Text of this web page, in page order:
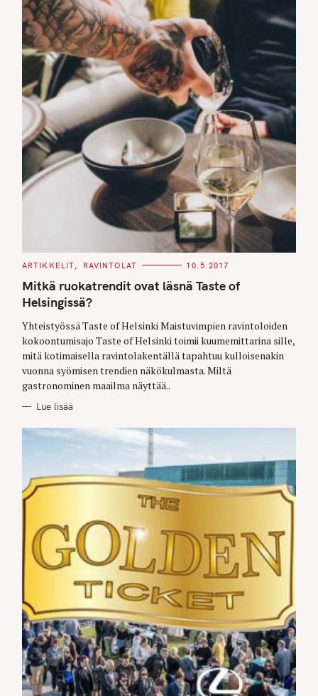
C
T
E
G
O
I
E
S
ARTIKKELIT RAVINTOLAT 10.5.2017
Mitkä ruokatrendit ovat läsnä Taste of
Helsingissä?
Yhteistyössä Taste of Helsinki Maistuvimpien ravintoloiden
kokoontumisajo Taste of Helsinki toimii kuumemittarina sille,
mitä kotimaisella ravintolakentällä tapahtuu kulloisenakin
vuonna syömisen trendien näkökulmasta. Miltä
gastronominen maailma näyttää..
Lue lisää